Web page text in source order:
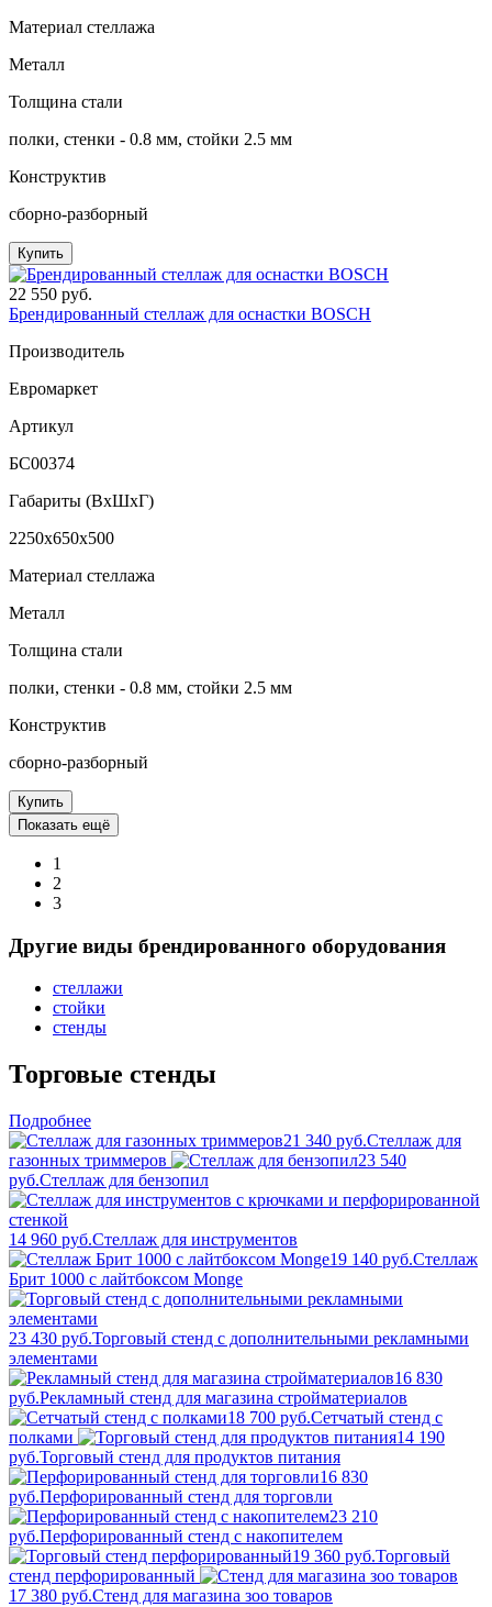
Материал стеллажа
Металл
Толщина стали
полки, стенки - 0.8 мм, стойки 2.5 мм
Конструктив
сборно-разборный
Купить
22 550 руб.
Брендированный стеллаж для оснастки BOSCH
Производитель
Евромаркет
Артикул
БС00374
Габариты (ВxШxГ)
2250x650x500
Материал стеллажа
Металл
Толщина стали
полки, стенки - 0.8 мм, стойки 2.5 мм
Конструктив
сборно-разборный
Купить
Показать ещё
1
2
3
Другие виды брендированного оборудования
стеллажи
стойки
стенды
Торговые стенды
Подробнее
21 340 руб.Стеллаж для
газонных триммеров
23 540
руб.Стеллаж для бензопил
14 960 руб.Стеллаж для инструментов
19 140 руб.Стеллаж
Брит 1000 с лайтбоксом Monge
23 430 руб.Торговый стенд с дополнительными рекламными
элементами
16 830
руб.Рекламный стенд для магазина стройматериалов
18 700 руб.Сетчатый стенд с
полками
14 190
руб.Торговый стенд для продуктов питания
16 830
руб.Перфорированный стенд для торговли
23 210
руб.Перфорированный стенд с накопителем
19 360 руб.Торговый
стенд перфорированный
17 380 руб.Стенд для магазина зоо товаров